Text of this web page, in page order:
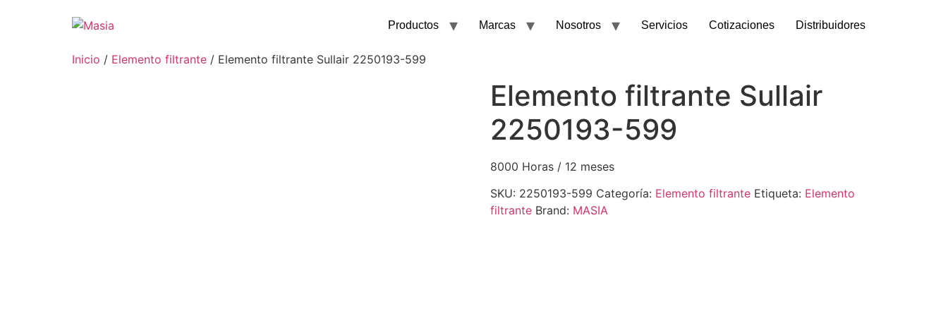
Productos Marcas Nosotros Servicios Cotizaciones Distribuidores
Inicio / Elemento filtrante / Elemento filtrante Sullair 2250193-599
Elemento filtrante Sullair
2250193-599
8000 Horas / 12 meses
SKU: 2250193-599 Categoría: Elemento filtrante Etiqueta: Elemento
filtrante Brand: MASIA